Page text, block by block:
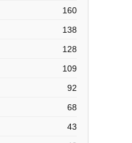
160
138
128
109
92
68
43